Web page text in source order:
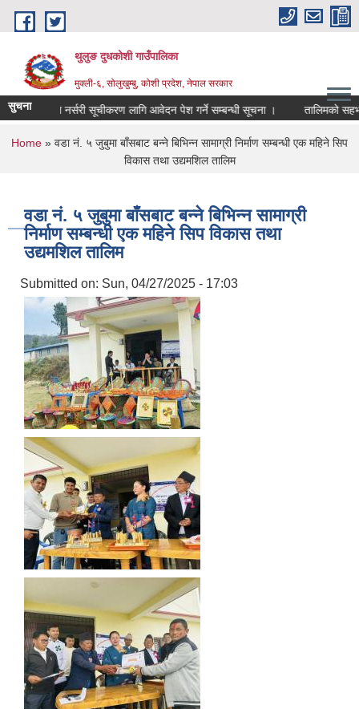
Skip to main content
थुलुङ दुधकोशी गाउँपालिका
मुक्ली-६, सोलुखुम्बु, कोशी प्रदेश, नेपाल सरकार
सुचना
निजि फलफूल नर्सरी सूचीकरण लागि आवेदन पेश गर्ने सम्बन्धी सूचना । तालिमको
You are here
Home » वडा नं. ५ जुबुमा बाँसबाट बन्ने बिभिन्न सामाग्री निर्माण सम्बन्धी एक महिने सिप
विकास तथा उद्यमशिल तालिम
वडा नं. ५ जुबुमा बाँसबाट बन्ने बिभिन्न सामाग्री
निर्माण सम्बन्धी एक महिने सिप विकास तथा
उद्यमशिल तालिम
Submitted on: Sun, 04/27/2025 - 17:03